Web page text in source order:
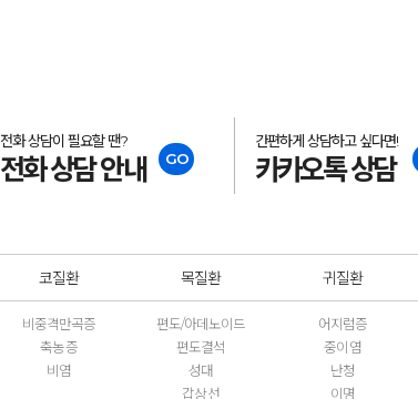
전화 상담이 필요할 땐?
전화 상담 안내 GO
간편하게 상담하고 싶다면!
카카오톡 상담
코질환
비중격만곡증
축농증
비염
목질환
편도/아데노이드
편도결석
성대
갑상선
귀질환
어지럼증
중이염
난청
이명